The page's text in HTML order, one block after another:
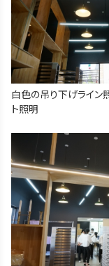
白色の吊り下げライ
ト照明